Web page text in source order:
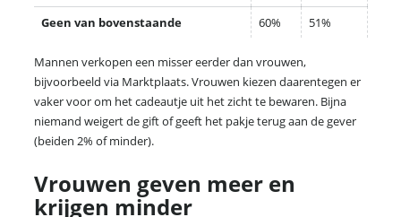
Geen van bovenstaande
60% 51%
Mannen verkopen een misser eerder dan vrouwen,
bijvoorbeeld via Marktplaats. Vrouwen kiezen daarentegen er
vaker voor om het cadeautje uit het zicht te bewaren. Bijna
niemand weigert de gift of geeft het pakje terug aan de gever
(beiden 2% of minder).
Vrouwen geven meer en
krijgen minder